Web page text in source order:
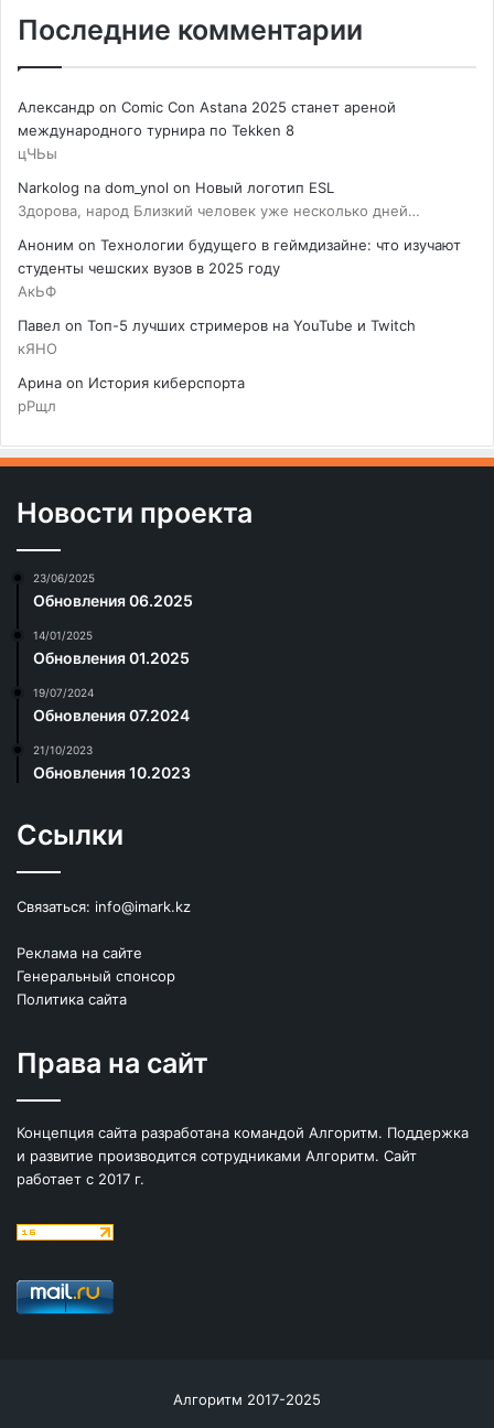
Последние комментарии
Александр on Comic Con Astana 2025 станет ареной
международного турнира по Tekken 8
цЧЬы
Narkolog na dom_ynol on Новый логотип ESL
Здорова, народ Близкий человек уже несколько дней…
Аноним on Технологии будущего в геймдизайне: что изучают
студенты чешских вузов в 2025 году
АкЬФ
Павел on Топ-5 лучших стримеров на YouTube и Twitch
кЯНО
Арина on История киберспорта
рРщл
Новости проекта
23/06/2025
Обновления 06.2025
14/01/2025
Обновления 01.2025
19/07/2024
Обновления 07.2024
21/10/2023
Обновления 10.2023
Ссылки
Связаться: info@imark.kz
Реклама на сайте
Генеральный спонсор
Политика сайта
Права на сайт
Концепция сайта разработана командой Алгоритм. Поддержка
и развитие производится сотрудниками Алгоритм. Сайт
работает с 2017 г.
Алгоритм 2017-2025